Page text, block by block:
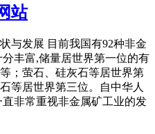
站
与发展 目前我国有92种非金
丰富,储量居世界第一位的有
；萤石、硅灰石等居世界第
等居世界第三位。自中华人
非常重视非金属矿工业的发